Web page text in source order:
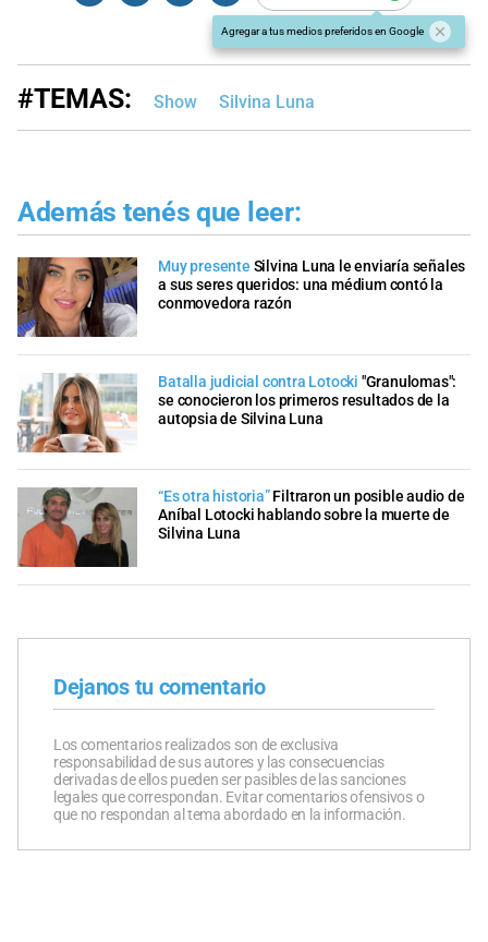
Agregar a tus medios preferidos en Google
#TEMAS: Show Silvina Luna
Además tenés que leer:
Muy presente Silvina Luna le enviaría señales
a sus seres queridos: una médium contó la
conmovedora razón
Batalla judicial contra Lotocki "Granulomas":
se conocieron los primeros resultados de la
autopsia de Silvina Luna
“Es otra historia” Filtraron un posible audio de
Aníbal Lotocki hablando sobre la muerte de
Silvina Luna
Dejanos tu comentario
Los comentarios realizados son de exclusiva
responsabilidad de sus autores y las consecuencias
derivadas de ellos pueden ser pasibles de las sanciones
legales que correspondan. Evitar comentarios ofensivos o
que no respondan al tema abordado en la información.